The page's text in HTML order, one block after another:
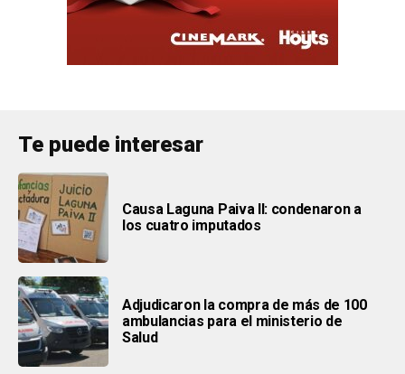
Te puede interesar
Causa Laguna Paiva II: condenaron a
los cuatro imputados
Adjudicaron la compra de más de 100
ambulancias para el ministerio de
Salud